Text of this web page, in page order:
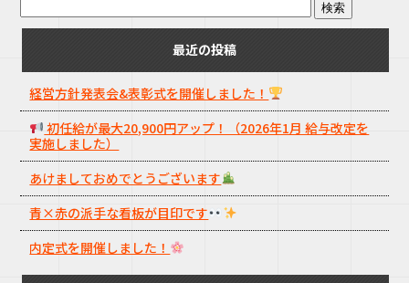
最近の投稿
経営方針発表会&表彰式を開催しました！
初任給が最大20,900円アップ！（2026年1月 給与改定を
実施しました）
あけましておめでとうございます
青×赤の派手な看板が目印です
内定式を開催しました！